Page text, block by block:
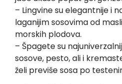
– Lingvine su elegantnije i
laganijim sosovima od
morskih plodova.
– Špagete su
sosove, pesto, ali i
želi previše sosa po